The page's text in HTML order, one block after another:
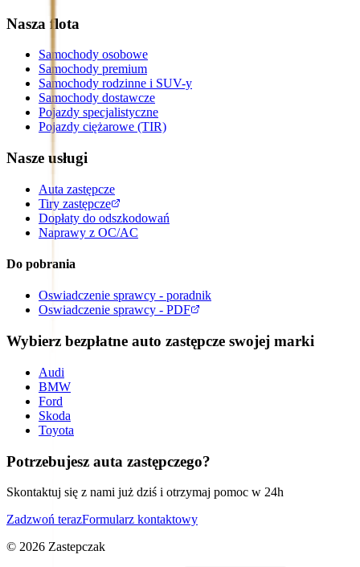
Nasza flota
Samochody osobowe
Samochody premium
Samochody rodzinne i SUV-y
Samochody dostawcze
Pojazdy specjalistyczne
Pojazdy ciężarowe (TIR)
Nasze usługi
Auta zastępcze
Tiry zastępcze
Dopłaty do odszkodowań
Naprawy z OC/AC
Do pobrania
Oswiadczenie sprawcy - poradnik
Oswiadczenie sprawcy - PDF
Wybierz bezpłatne auto zastępcze swojej marki
Audi
BMW
Ford
Skoda
Toyota
Potrzebujesz auta zastępczego?
Skontaktuj się z nami już dziś i otrzymaj pomoc w 24h
Zadzwoń terazFormularz kontaktowy
© 2026 Zastepczak